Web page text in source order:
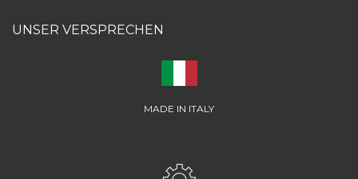
UNSER VERSPRECHEN
MADE IN ITALY